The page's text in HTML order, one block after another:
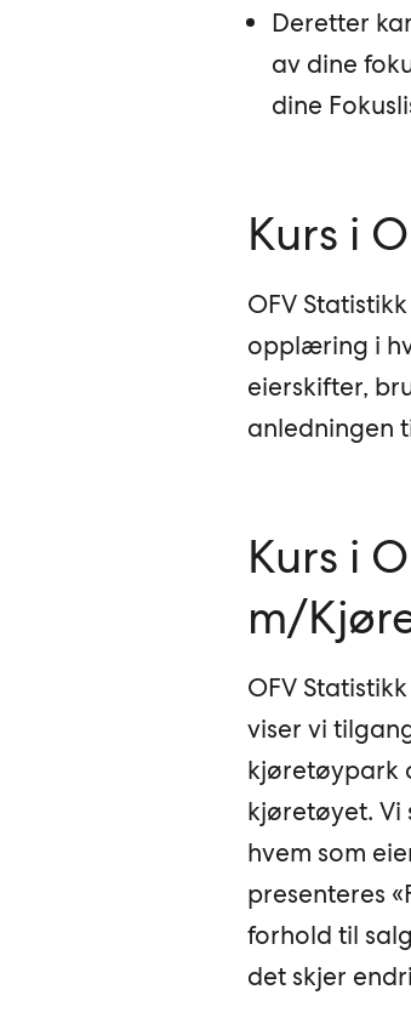
Deretter
av dine
dine
Kurs i
OFV
opplæring i
eierskifter,
anledningen
Kurs i
m/
OFV
viser vi
kjøretøypark
kjøretøyet. Vi
hvem som
presenteres
forhold til
det skjer